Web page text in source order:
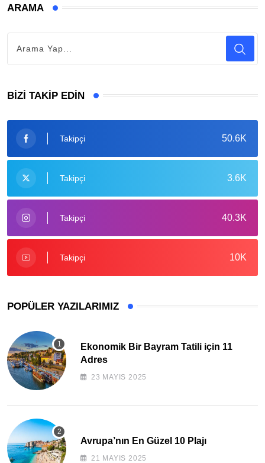
ARAMA
BIZI TAKIP EDIN
50.6K
Takipçi
3.6K
Takipçi
40.3K
Takipçi
10K
Takipçi
POPÜLER YAZILARIMIZ
Ekonomik Bir Bayram Tatili için 11
Adres
23 MAYIS 2025
Avrupa’nın En Güzel 10 Plajı
21 MAYIS 2025